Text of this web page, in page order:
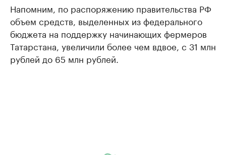
Напомним, по распоряжению правительства РФ
объем средств, выделенных из федерального
бюджета на поддержку начинающих фермеров
Татарстана, увеличили более чем вдвое, с 31 млн
рублей до 65 млн рублей.